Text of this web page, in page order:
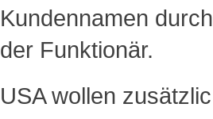
Kundennamen
der Funktionär.
USA wollen